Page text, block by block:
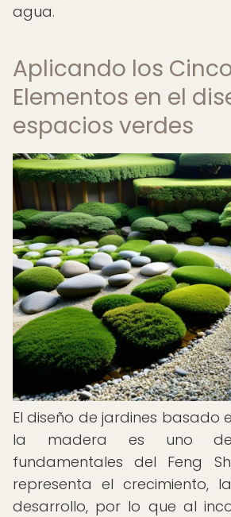
agua.
Aplicando los
Elementos en el
espacios verdes
El diseño de jardines basado
la madera es uno
fundamentales del Feng
representa el crecimiento,
desarrollo, por lo que al